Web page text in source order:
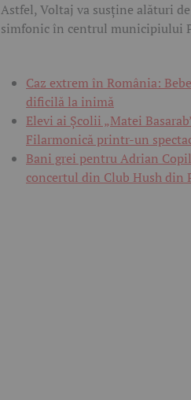
Astfel, Voltaj va susține alături
simfonic în centrul municipiului
Caz extrem în România:
dificilă la inimă
Elevi ai Școlii „Matei
Filarmonică printr-un
Bani grei pentru Adrian
concertul din Club Hush din